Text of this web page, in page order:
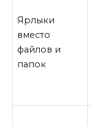
Ярлыки
вместо
файлов и
папок